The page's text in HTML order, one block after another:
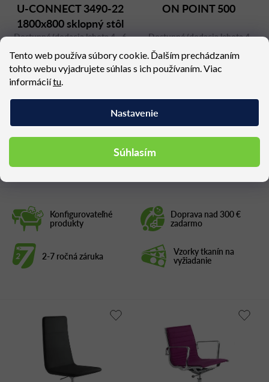
Tento web používa súbory cookie. Ďalším prechádzaním
tohto webu vyjadrujete súhlas s ich používaním. Viac
informáciítu
Nastavenie
Súhlasím
Konfigurovateľné
produkty
Doprava nad 300 €
zadarmo
2-7 ročná záruka Vzorky tkanín na
vyžiadanie
U-CONNECT 3490-22
1800x800 sklopný stôl
Dostupné (dodacia lehota 4 - 6
1 425,57 €
ON POINT 500
Dostupné (dodacia lehota 4
5 261,94 €
Podobné produkty